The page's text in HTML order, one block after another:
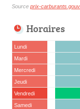
Source prix-
Horaires
Lundi
Mardi
Mercredi
Jeudi
Vendredi
Samedi